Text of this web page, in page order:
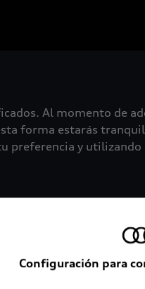
Al momento de
forma estarás
preferencia y
Configuración para